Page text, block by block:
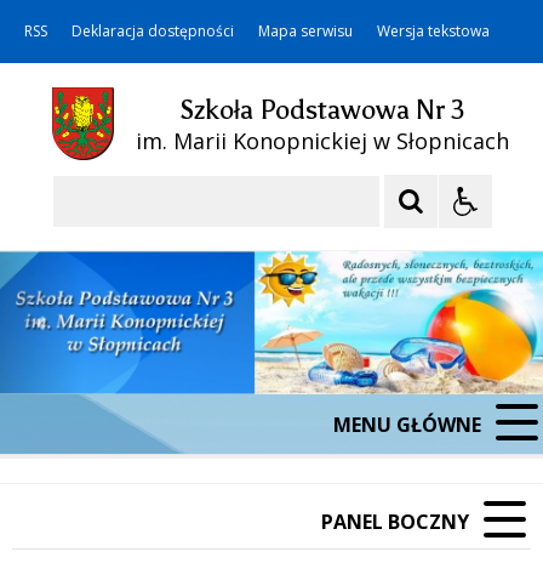
RSS Deklaracja dostępności Mapa serwisu Wersja tekstowa
Szkoła Podstawowa Nr 3
im. Marii Konopnickiej w Słopnicach
MENU GŁÓWNE
PANEL BOCZNY